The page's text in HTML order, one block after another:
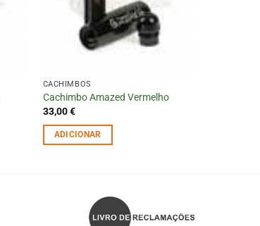
CACHIMBOS
Cachimbo Amazed Vermelho
33,00€
ADICIONAR